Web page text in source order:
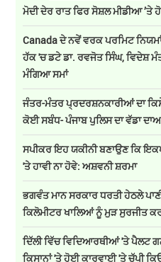
ਮੋਦੀ ਦੇਰ ਰਾਤ ਫਿਰ ਸੋਸ਼ਲ ਮੀਡੀਆ ’ਤੇ
Canada ਦੇ ਨਵੇਂ ਵਰਕ ਪਰਮਿਟ
ਹੱਕ 'ਚ ਡਟੇ ਡਾ. ਰਵਜੋਤ ਸਿੰਘ, ਵਿਦੇਸ਼
ਮੰਗਿਆ ਸਮਾਂ
ਜੰਤਰ-ਮੰਤਰ ਪ੍ਰਦਰਸ਼ਨਕਾਰੀਆਂ ਦਾ
ਕੋਈ ਸਬੰਧ- ਪੰਜਾਬ ਪੁਲਿਸ ਦਾ ਵੱਡਾ
ਸਪੀਕਰ ਇਹ ਯਕੀਨੀ ਬਣਾਉਣ ਕਿ
'ਤੇ ਹਾਵੀ ਨਾ ਹੋਵੇ: ਅਸ਼ਵਨੀ ਸ਼ਰਮਾ
ਭਗਵੰਤ ਮਾਨ ਸਰਕਾਰ ਧਰਤੀ ਹੇਠਲੇ
ਕਿਲੋਮੀਟਰ ਖਾਲਿਆਂ ਨੂੰ ਮੁੜ ਸੁਰਜੀਤ
ਦਿੱਲੀ ਵਿੱਚ ਵਿਦਿਆਰਥੀਆਂ 'ਤੇ ਪੈਲਟ
ਕਿਸਾਨਾਂ 'ਤੇ ਹੋਈ ਕਾਰਵਾਈ 'ਤੇ ਚੁੱਪੀ